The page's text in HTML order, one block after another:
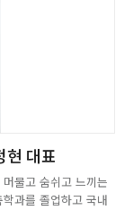
대표
물고 숨쉬고 느끼는
과를 졸업하고 국내